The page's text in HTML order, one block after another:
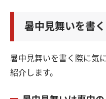
暑中見舞いを書
暑中見舞いを書く際に気
紹介します。